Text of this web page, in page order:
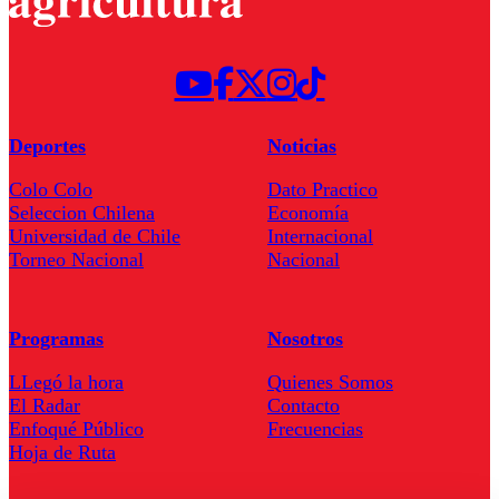
Deportes
Colo Colo
Seleccion Chilena
Universidad de Chile
Torneo Nacional
Noticias
Dato Practico
Economía
Internacional
Nacional
Programas
LLegó la hora
El Radar
Enfoqué Público
Hoja de Ruta
Nosotros
Quienes Somos
Contacto
Frecuencias